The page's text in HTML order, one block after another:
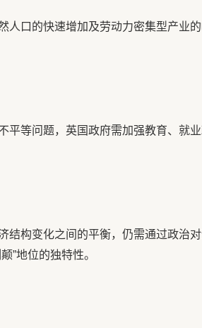
人口的快速增加及劳动力密集型产业
平等问题，英国政府需加强教育、就业
结构变化之间的平衡，仍需通过政治
”地位的独特性。